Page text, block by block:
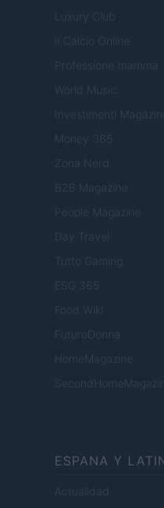
Luxury Club
Il Calcio Online
Professione mamma
World Music
Investimenti
Money 365
Zona Nerd
B2B Magazine
People Magazine
Day Travel
Tutto Gaming
ESG 365
Food Wiki
FuturoDonna
HomeMagazine
ESPANA Y
Actualidad